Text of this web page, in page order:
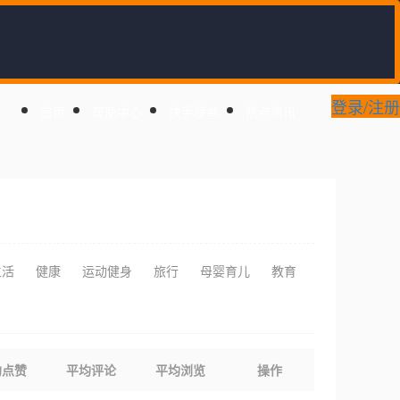
登录/注册
健康 运动健身 旅行 母婴育儿 教育
赞 平均评论 平均浏览 操作